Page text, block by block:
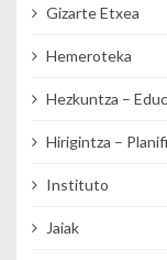
Gizarte Etxea
Hemeroteka
Hezkuntza –
Hirigintza –
Instituto
Jaiak